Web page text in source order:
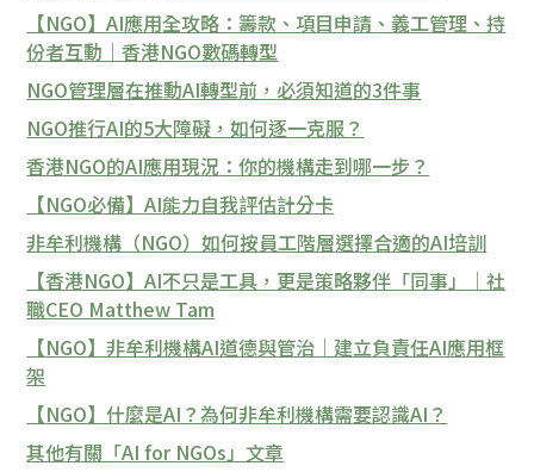
【NGO】AI應用全攻略：籌款、項目申請、義工管理、持
份者互動｜香港NGO數碼轉型
NGO管理層在推動AI轉型前，必須知道的3件事
NGO推行AI的5大障礙，如何逐一克服？
香港NGO的AI應用現況：你的機構走到哪一步？
【NGO必備】AI能力自我評估計分卡
非牟利機構（NGO）如何按員工階層選擇合適的AI培訓
【香港NGO】AI不只是工具，更是策略夥伴「同事」｜社
職CEO Matthew Tam
【NGO】非牟利機構AI道德與管治｜建立負責任AI應用框
架
【NGO】什麼是AI？為何非牟利機構需要認識AI？
其他有關「AI for NGOs」文章